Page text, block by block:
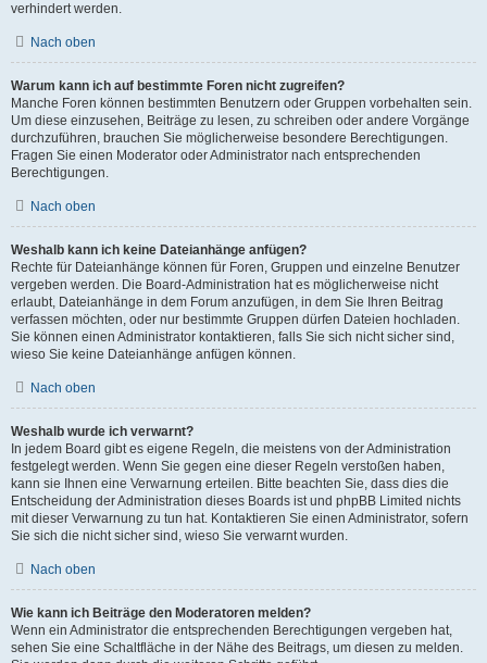
verhindert werden.
Nach oben
Warum kann ich auf bestimmte Foren nicht zugreifen?
Manche Foren können bestimmten Benutzern oder Gruppen vorbehalten sein.
Um diese einzusehen, Beiträge zu lesen, zu schreiben oder andere Vorgänge
durchzuführen, brauchen Sie möglicherweise besondere Berechtigungen.
Fragen Sie einen Moderator oder Administrator nach entsprechenden
Berechtigungen.
Nach oben
Weshalb kann ich keine Dateianhänge anfügen?
Rechte für Dateianhänge können für Foren, Gruppen und einzelne Benutzer
vergeben werden. Die Board-Administration hat es möglicherweise nicht
erlaubt, Dateianhänge in dem Forum anzufügen, in dem Sie Ihren Beitrag
verfassen möchten, oder nur bestimmte Gruppen dürfen Dateien hochladen.
Sie können einen Administrator kontaktieren, falls Sie sich nicht sicher sind,
wieso Sie keine Dateianhänge anfügen können.
Nach oben
Weshalb wurde ich verwarnt?
In jedem Board gibt es eigene Regeln, die meistens von der Administration
festgelegt werden. Wenn Sie gegen eine dieser Regeln verstoßen haben,
kann sie Ihnen eine Verwarnung erteilen. Bitte beachten Sie, dass dies die
Entscheidung der Administration dieses Boards ist und phpBB Limited nichts
mit dieser Verwarnung zu tun hat. Kontaktieren Sie einen Administrator, sofern
Sie sich die nicht sicher sind, wieso Sie verwarnt wurden.
Nach oben
Wie kann ich Beiträge den Moderatoren melden?
Wenn ein Administrator die entsprechenden Berechtigungen vergeben hat,
sehen Sie eine Schaltfläche in der Nähe des Beitrags, um diesen zu melden.